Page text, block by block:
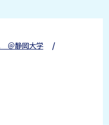
＠静岡大学/